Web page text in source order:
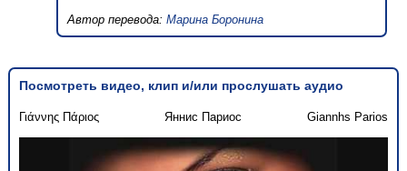
Автор перевода:Марина Боронина
Посмотреть видео, клип и/или прослушать аудио
Γιάννης Πάριος Яннис Париос Giannhs Parios